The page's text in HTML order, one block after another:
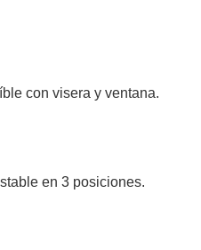
con visera y ventana.
en 3 posiciones.